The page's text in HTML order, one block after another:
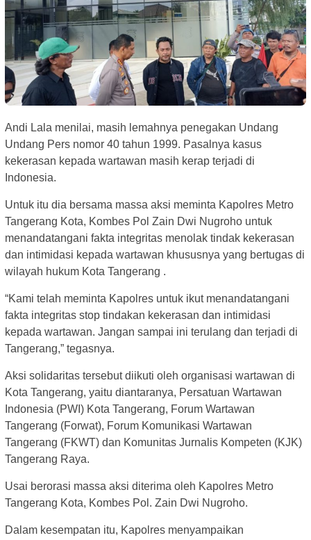
Andi Lala menilai, masih lemahnya penegakan Undang
Undang Pers nomor 40 tahun 1999. Pasalnya kasus
kekerasan kepada wartawan masih kerap terjadi di
Indonesia.
Untuk itu dia bersama massa aksi meminta Kapolres Metro
Tangerang Kota, Kombes Pol Zain Dwi Nugroho untuk
menandatangani fakta integritas menolak tindak kekerasan
dan intimidasi kepada wartawan khususnya yang bertugas di
wilayah hukum Kota Tangerang .
“Kami telah meminta Kapolres untuk ikut menandatangani
fakta integritas stop tindakan kekerasan dan intimidasi
kepada wartawan. Jangan sampai ini terulang dan terjadi di
Tangerang,” tegasnya.
Aksi solidaritas tersebut diikuti oleh organisasi wartawan di
Kota Tangerang, yaitu diantaranya, Persatuan Wartawan
Indonesia (PWI) Kota Tangerang, Forum Wartawan
Tangerang (Forwat), Forum Komunikasi Wartawan
Tangerang (FKWT) dan Komunitas Jurnalis Kompeten (KJK)
Tangerang Raya.
Usai berorasi massa aksi diterima oleh Kapolres Metro
Tangerang Kota, Kombes Pol. Zain Dwi Nugroho.
Dalam kesempatan itu, Kapolres menyampaikan